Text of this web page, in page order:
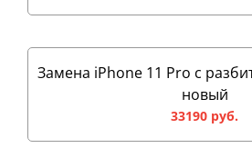
Замена iPhone 11 Pro с
новый
33190 руб.